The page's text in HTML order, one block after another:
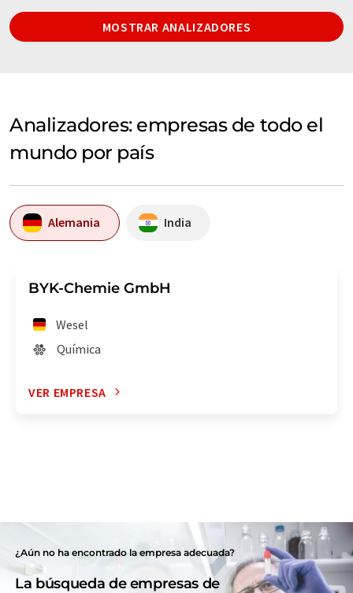
MOSTRAR ANALIZADORES
Analizadores: empresas de todo el
mundo por país
Alemania India
BYK-Chemie GmbH
Wesel
Química
VER EMPRESA
¿Aún no ha encontrado la empresa adecuada?
La búsqueda de empresas de